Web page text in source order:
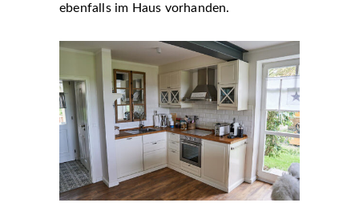
ebenfalls im Haus vorhanden.